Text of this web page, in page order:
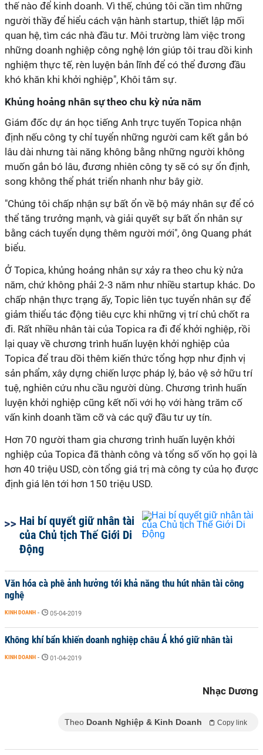
thế nào để kinh doanh. Vì thế, chúng tôi cần tìm những
người thầy để hiểu cách vận hành startup, thiết lập mối
quan hệ, tìm các nhà đầu tư. Môi trường làm việc trong
những doanh nghiệp công nghệ lớn giúp tôi trau dồi kinh
nghiệm thực tế, rèn luyện bản lĩnh để có thể đương đầu
khó khăn khi khởi nghiệp", Khôi tâm sự.
Khủng hoảng nhân sự theo chu kỳ nửa năm
Giám đốc dự án học tiếng Anh trực tuyến Topica nhận
định nếu công ty chỉ tuyển những người cam kết gắn bó
lâu dài nhưng tài năng không bằng những người không
muốn gắn bó lâu, đương nhiên công ty sẽ có sự ổn định,
song không thể phát triển nhanh như bây giờ.
"Chúng tôi chấp nhận sự bất ổn về bộ máy nhân sự để có
thể tăng trưởng mạnh, và giải quyết sự bất ổn nhân sự
bằng cách tuyển dụng thêm người mới", ông Quang phát
biểu.
Ở Topica, khủng hoảng nhân sự xảy ra theo chu kỳ nửa
năm, chứ không phải 2-3 năm như nhiều startup khác. Do
chấp nhận thực trạng ấy, Topic liên tục tuyển nhân sự để
giảm thiểu tác động tiêu cực khi những vị trí chủ chốt ra
đi. Rất nhiều nhân tài của Topica ra đi để khởi nghiệp, rồi
lại quay về chương trình huấn luyện khởi nghiệp của
Topica để trau dồi thêm kiến thức tổng hợp như định vị
sản phẩm, xây dựng chiến lược pháp lý, bảo vệ sở hữu trí
tuệ, nghiên cứu nhu cầu người dùng. Chương trình huấn
luyện khởi nghiệp cũng kết nối với họ với hàng trăm cố
vấn kinh doanh tầm cỡ và các quỹ đầu tư uy tín.
Hơn 70 người tham gia chương trình huấn luyện khởi
nghiệp của Topica đã thành công và tổng số vốn họ gọi là
hơn 40 triệu USD, còn tổng giá trị mà công ty của họ được
định giá lên tới hơn 150 triệu USD.
Hai bí quyết giữ nhân tài
của Chủ tịch Thế Giới Di
Động
Văn hóa cà phê ảnh hưởng tới khả năng thu hút nhân tài công
nghệ
KINH DOANH - 05-04-2019
Không khí bẩn khiến doanh nghiệp châu Á khó giữ nhân tài
KINH DOANH - 01-04-2019
Nhạc Dương
Theo Doanh Nghiệp & Kinh Doanh Copy link